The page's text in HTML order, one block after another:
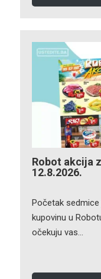
Robot akcija
12.8.2026.
Početak
kupovinu u
očekuju vas…